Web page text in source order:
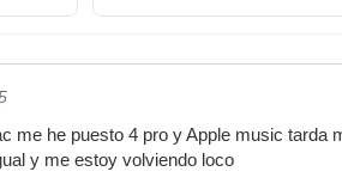
me he puesto 4 pro y Apple music tarda
y me estoy volviendo loco